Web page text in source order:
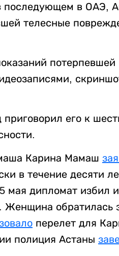
последующем в ОАЭ,
телесные
его к
Карина Мамаш
в течение десяти
мая дипломат избил
Женщина обратилась
перелет для
полиция Астаны